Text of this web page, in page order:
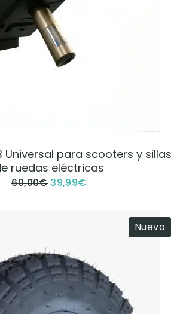
VER PRODUCTO
Universal para scooters y sillas
ruedas eléctricas
60,00€ 39,99€
Nuevo